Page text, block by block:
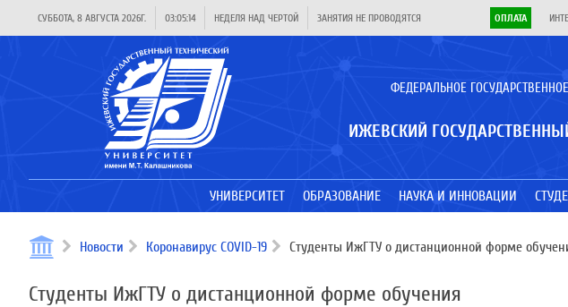
СУББОТА, 8 АВГУСТА 2026Г. 03:05:15 НЕДЕЛЯ НАД ЧЕРТОЙ ЗАНЯТИЯ НЕ ПРОВОДЯТСЯ ОПЛАТА
ФЕДЕРАЛЬНОЕ
ИЖЕВСКИЙ
УНИВЕРСИТЕТ ОБРАЗОВАНИЕ НАУКА И ИННОВАЦИИ
Новости Коронавирус COVID-19 Студенты ИжГТУ о дистанционной форме
Студенты ИжГТУ о дистанционной форме обучения